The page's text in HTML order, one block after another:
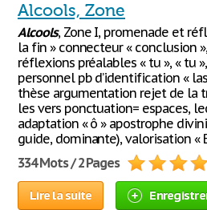
Alcools, Zone
Alcools, Zone I, promenade et
la fin » connecteur « conclusion
réflexions préalables « tu », « tu
personnel pb d’identification «
thèse argumentation rejet de la
les vers ponctuation= espaces,
adaptation « ô » apostrophe
guide, dominante), valorisation «
334 Mots / 2 Pages
Lire la suite